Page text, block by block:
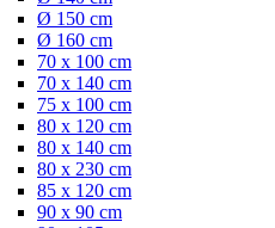
Ø 150 cm
Ø 160 cm
70 x 100 cm
70 x 140 cm
75 x 100 cm
80 x 120 cm
80 x 140 cm
80 x 230 cm
85 x 120 cm
90 x 90 cm